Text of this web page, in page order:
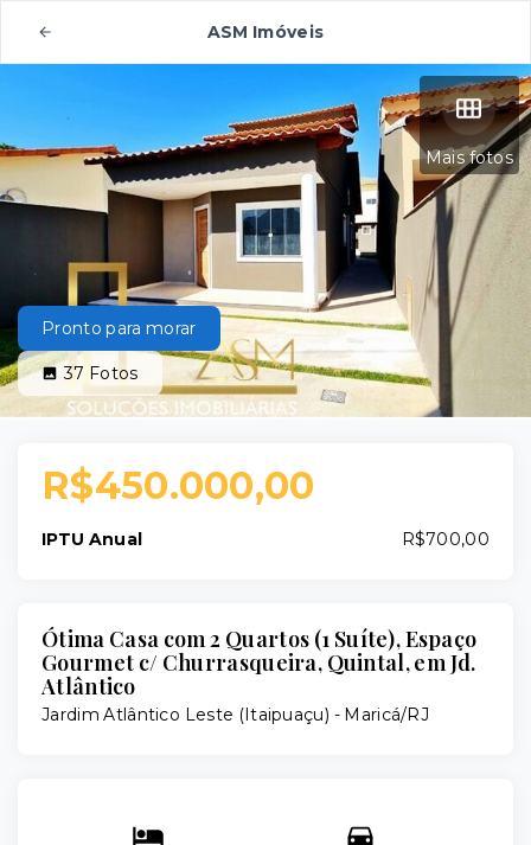
ASM Imóveis
Mais fotos
Pronto para morar
37 Fotos
R$450.000,00
IPTU Anual R$700,00
Ótima Casa com 2 Quartos (1 Suíte), Espaço
Gourmet c/ Churrasqueira, Quintal, em Jd.
Atlântico
Jardim Atlântico Leste (Itaipuaçu) - Maricá/RJ